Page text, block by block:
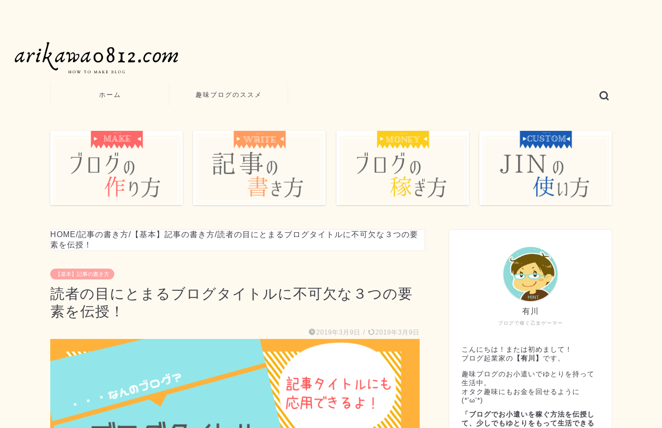
ホーム 趣味ブログのススメ
HOME/記事の書き方/ 【基本】記事の書き方/読者の目にとまるブログタイトルに不可欠な３つの要
素を伝授！
【基本】記事の書き方
読者の目にとまるブログタイトルに不可欠な３つの要
素を伝授！
2019年3月9日 / 2019年3月9日
ブログで稼ぐ乙女ゲーマー
有川
こんにちは！または初めまして！
ブログ起業家の 【有川】 です。
趣味ブログのお小遣いでゆとりを持って
生活中。
オタク趣味にもお金を回せるように
(*'ω'*)
「ブログでお小遣いを稼ぐ方法を伝授し
て、少しでもゆとりをもって生活できる